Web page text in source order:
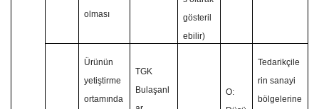
olması
gösteril
ebilir)
Ürünün
yetiştirme
ortamında
TGK
Bulaşanl
O:
Tedarikçile
rin sanayi
bölgelerine